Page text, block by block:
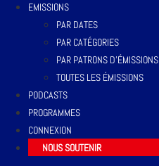
EMISSIONS
PAR DATES
PAR CATÉGORIES
PAR PATRONS D’ÉMISSIONS
TOUTES LES ÉMISSIONS
PODCASTS
PROGRAMMES
CONNEXION
NOUS SOUTENIR